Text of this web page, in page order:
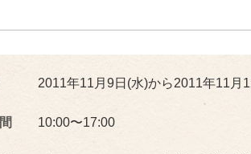
2011年11月9日(水)から2011年11月
10:00〜17:00